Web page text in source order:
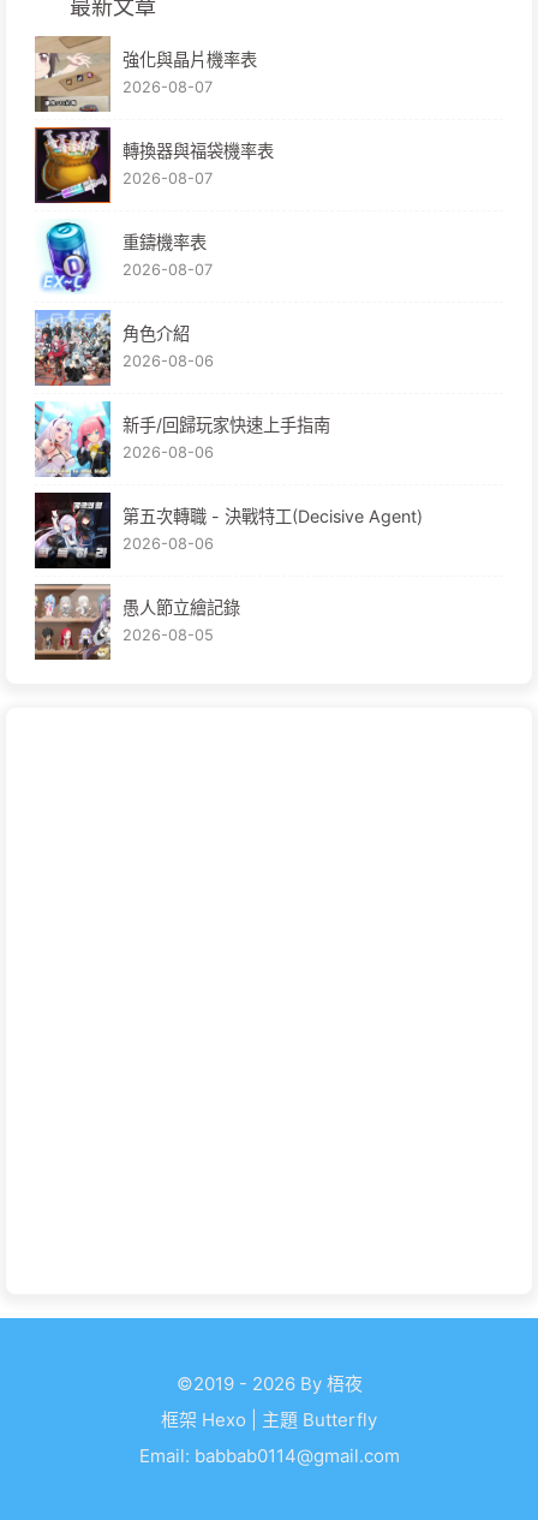
最新文章
強化與晶片機率表
2026-08-07
轉換器與福袋機率表
2026-08-07
重鑄機率表
2026-08-07
角色介紹
2026-08-06
新手/回歸玩家快速上手指南
2026-08-06
第五次轉職 - 決戰特工(Decisive Agent)
2026-08-06
愚人節立繪記錄
2026-08-05
©2019 - 2026 By 梧夜
框架 Hexo 主題 Butterfly
Email: babbab0114@gmail.com